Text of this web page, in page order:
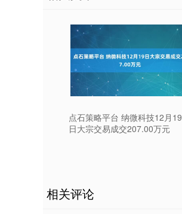
点石策略平台 纳微科技12月19
日大宗交易成交207.00万元
相关评论